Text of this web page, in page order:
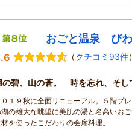
おごと温泉 び
（クチコミ93件）
の碧、山の蒼。 時を忘れ、そし
１９秋に全面リニューアル。５階プ
の雄大な眺望に美肌の湯と名高いお
を使ったこだわりの会席料理。